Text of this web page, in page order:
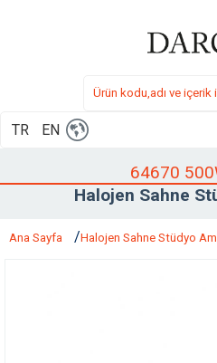
TR EN
64670
Halojen Sahne
Ana Sayfa Halojen Sahne Stüdyo